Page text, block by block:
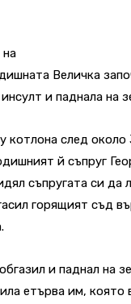
Величка
и паднала на
след
й съпруг
съпругата си
горящият съд
и паднал на
етърва им, която